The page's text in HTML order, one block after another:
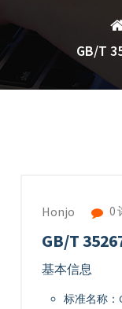
GB/T
Honjo 0
GB/T
基本信息
标准名称：